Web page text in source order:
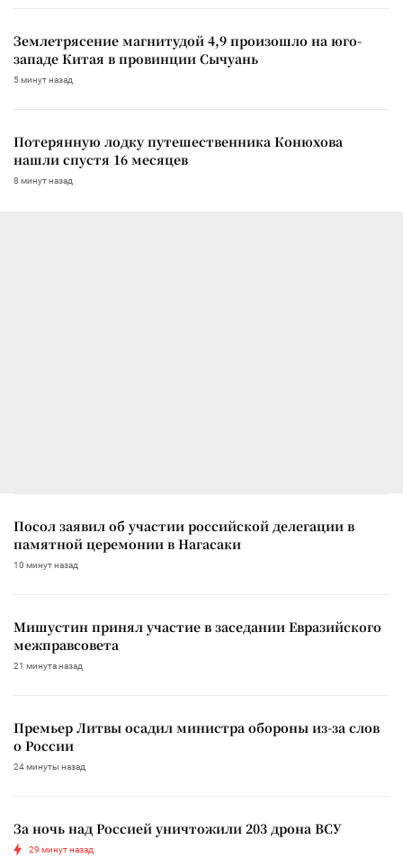
Землетрясение магнитудой 4,9 произошло на юго-
западе Китая в провинции Сычуань
5 минут назад
Потерянную лодку путешественника Конюхова
нашли спустя 16 месяцев
8 минут назад
Посол заявил об участии российской делегации в
памятной церемонии в Нагасаки
10 минут назад
Мишустин принял участие в заседании Евразийского
межправсовета
21 минута назад
Премьер Литвы осадил министра обороны из-за слов
о России
24 минуты назад
За ночь над Россией уничтожили 203 дрона ВСУ
29 минут назад